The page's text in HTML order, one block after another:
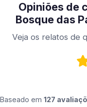
Opiniões de
Bosque das
Veja os relatos de
Baseado em 127